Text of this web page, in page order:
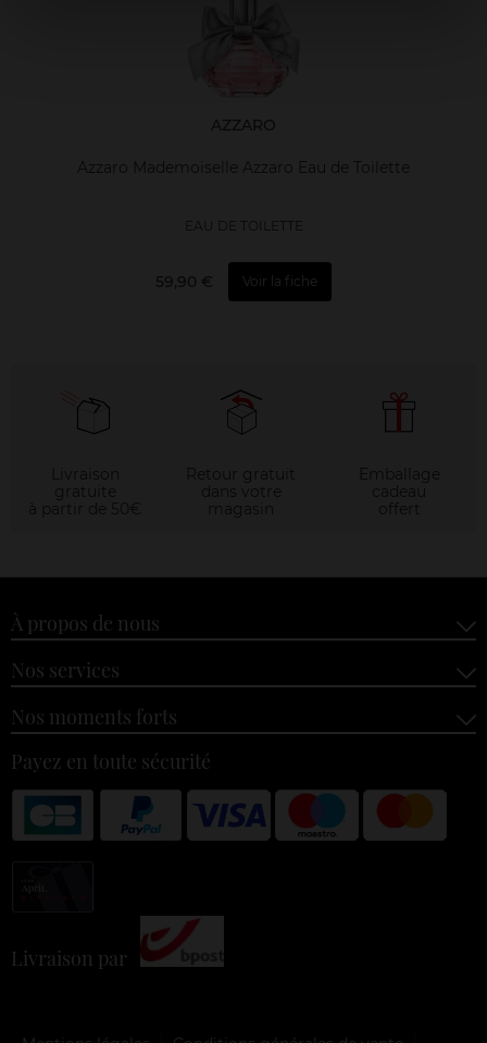
AZZARO
Azzaro Mademoiselle Azzaro Eau de Toilette
EAU DE TOILETTE
59,90 € Voir la fiche
À propos de nous
Nos services
Nos moments forts
Payez en toute sécurité
Livraison par